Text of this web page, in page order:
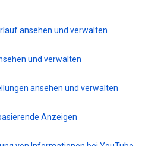
ansehen und verwalten
und verwalten
ansehen und verwalten
Anzeigen